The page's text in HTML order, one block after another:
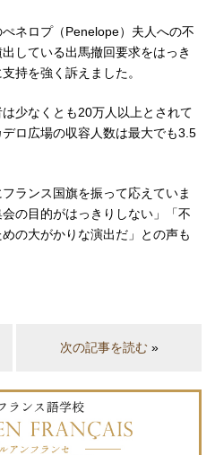
ネロプ（Penelope）夫人への不
している出馬撤回要求をはっき
持を強く訴えました。
少なくとも20万人以上とされて
ロ広場の収容人数は最大でも3.5
ランス国旗を振って応えていま
の目的がはっきりしない」「不
の大がかりな演出だ」との声も
次の記事を読む»